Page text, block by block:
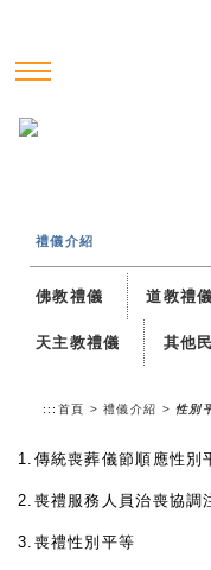
—
—
禮儀介紹
佛教禮儀 道教禮儀
天主教禮儀 其他
::: 首頁 >禮儀介紹 >性別
1.傳統喪葬儀節順應性別
2.喪禮服務人員治喪協調
3.喪禮性別平等